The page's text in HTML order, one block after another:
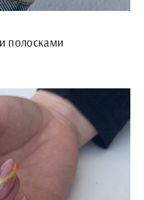
полосками